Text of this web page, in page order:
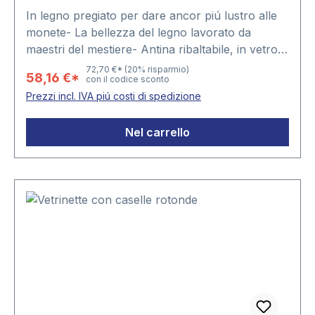
In legno pregiato per dare ancor piú lustro alle
monete- La bellezza del legno lavorato da
maestri del mestiere- Antina ribaltabile, in vetro
con cornici in legno- Ferramenta ottonata per il
montaggio a parete- Elegante serratura a scatto,
ottonata- Inserto in velluto blu cobalto-
Dimensioni: ca. 375 x 260 x 30 mm • Nr. 5878
Vetrinetta per 8 "Slabs" con 8 scomparti à 84 x
63 mm.
58,16 €*
72,70 €* (20% risparmio)
con il codice sconto
Prezzi incl. IVA piú costi di spedizione
Nel carrello